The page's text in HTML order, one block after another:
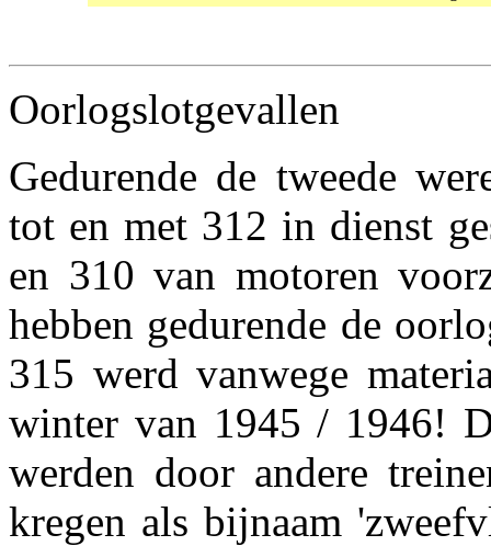
Oorlogslotgevallen
Gedurende de tweede
tot en met 312 in dienst
en 310 van motoren
hebben gedurende de
315 werd vanwege
winter van 1945 / 1946!
werden door andere
kregen als bijnaam